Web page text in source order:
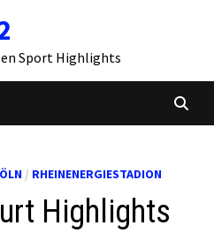
Sport Highlights
/ RHEINENERGIESTADION
Highlights